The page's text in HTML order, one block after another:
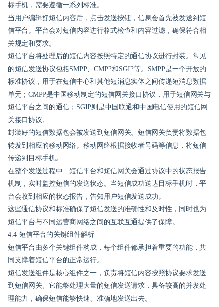
标手机，需要遵循一系列标准。
当用户编辑好短信内容后，点击发送按钮，信息会首先被发送到短
信平台。平台会对短信内容进行格式检查和内容过滤，确保符合相
关规定和要求。
短信平台将处理后的短信内容按照特定的通信协议进行封装。常见
的短信发送协议包括SMPP、CMPP和SGIP等。SMPP是一个开放的
标准协议，用于在短信中心和其他短消息实体之间传递短消息数据
单元；CMPP是中国移动制定的短信网关接口协议，用于短信网关与
短信平台之间的通信；SGIP则是中国联通和中国电信使用的短信网
关接口协议。
封装好的短信数据包会被发送到短信网关。短信网关负责将数据包
转发到相应的移动网络。移动网络根据接收者号码等信息，将短信
传递到目标手机。
在整个发送过程中，短信平台和短信网关会通过协议中的状态报告
机制，实时监控短信的发送状态。当短信成功送达目标手机时，平
台会收到相应的状态报告，告知用户短信发送成功。
这些通信协议和标准确保了短信发送的准确性和及时性，同时也为
短信平台与不同运营商网络之间的互联互通提供了保障。
4.4 短信平台的关键组件解析
短信平台由多个关键组件构成，每个组件都承担着重要的功能，共
同支撑着短信平台的正常运行。
短信发送组件是核心组件之一，负责将短信内容按照协议要求发送
到短信网关。它能够处理大量的短信发送请求，具备较高的并发处
理能力，确保短信能够快速、准确地发送出去。